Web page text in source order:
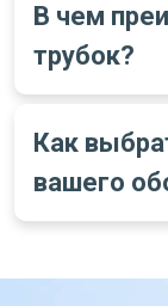
В чем
трубок?
Как
вашего